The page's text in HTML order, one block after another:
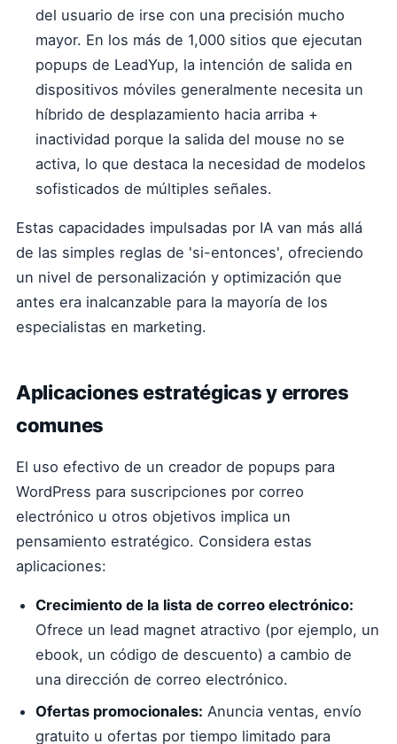
del usuario de irse con una precisión mucho
mayor. En los más de 1,000 sitios que ejecutan
popups de LeadYup, la intención de salida en
dispositivos móviles generalmente necesita un
híbrido de desplazamiento hacia arriba +
inactividad porque la salida del mouse no se
activa, lo que destaca la necesidad de modelos
sofisticados de múltiples señales.
Estas capacidades impulsadas por IA van más allá
de las simples reglas de 'si-entonces', ofreciendo
un nivel de personalización y optimización que
antes era inalcanzable para la mayoría de los
especialistas en marketing.
Aplicaciones estratégicas y errores
comunes
El uso efectivo de un creador de popups para
WordPress para suscripciones por correo
electrónico u otros objetivos implica un
pensamiento estratégico. Considera estas
aplicaciones:
Crecimiento de la lista de correo electrónico:
Ofrece un lead magnet atractivo (por ejemplo, un
ebook, un código de descuento) a cambio de
una dirección de correo electrónico.
Ofertas promocionales: Anuncia ventas, envío
gratuito u ofertas por tiempo limitado para